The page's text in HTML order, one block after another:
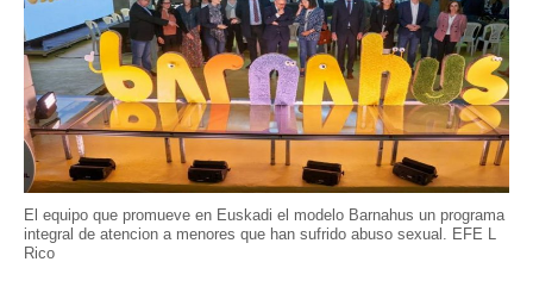
El equipo que promueve en Euskadi el modelo Barnahus un programa
integral de atencion a menores que han sufrido abuso sexual. EFE L
Rico